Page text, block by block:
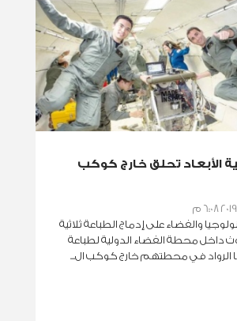
الأبعاد تحلق خارج كوكب
والفضاء على إدماج الطباعة ثلاثية
داخل محطة الفضاء الدولية لطباعة
الرواد في محطتهم خارج كوكب ال...